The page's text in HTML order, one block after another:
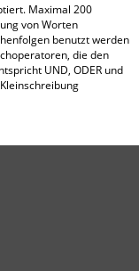
Maximal 200
von Worten
benutzt werden
die den
UND, ODER und